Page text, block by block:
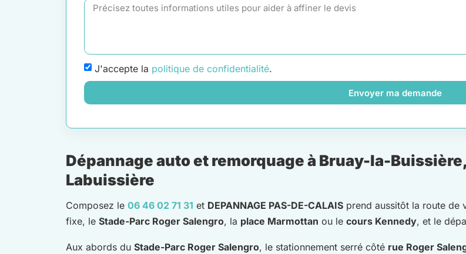
J'accepte la politique de confidentialité.
Envoyer ma demande
Dépannage auto et remorquage à Bruay-la-
Labuissière
Composez le 06 46 02 71 31 et DEPANNAGE PAS-DE-CALAIS prend aussitôt la route de
fixe, le Stade-Parc Roger Salengro, la place Marmottan ou le cours Kennedy, et le
Aux abords du Stade-Parc Roger Salengro, le stationnement serré côté rue Roger